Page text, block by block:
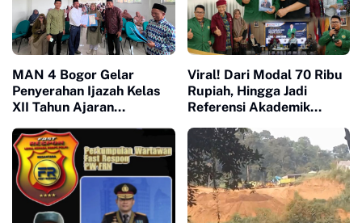
MAN 4 Bogor Gelar
Penyerahan Ijazah Kelas
XII Tahun Ajaran
Pentingnya Sinergi
Madrasah dan Keluarga
Viral! Dari Modal 70 Ribu
Rupiah, Hingga Jadi
Referensi Akademik
Ja'far Hasibuan
diluncurkan di UI